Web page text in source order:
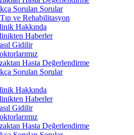
Sorulan Sorular
ve Rehabilitasyon
Hakkında
Haberler
Gidilir
Hasta Değerlendirme
Sorulan Sorular
Hakkında
Haberler
Gidilir
Hasta Değerlendirme